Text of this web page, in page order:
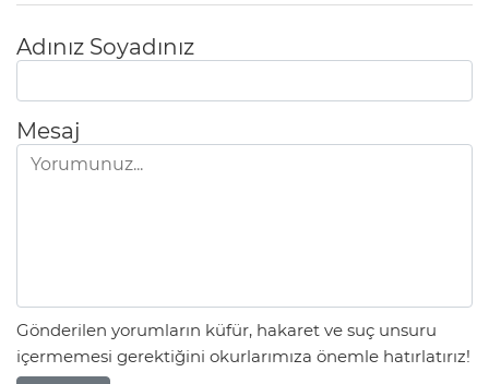
Adınız Soyadınız
Mesaj
Gönderilen yorumların küfür, hakaret ve suç unsuru
içermemesi gerektiğini okurlarımıza önemle hatırlatırız!